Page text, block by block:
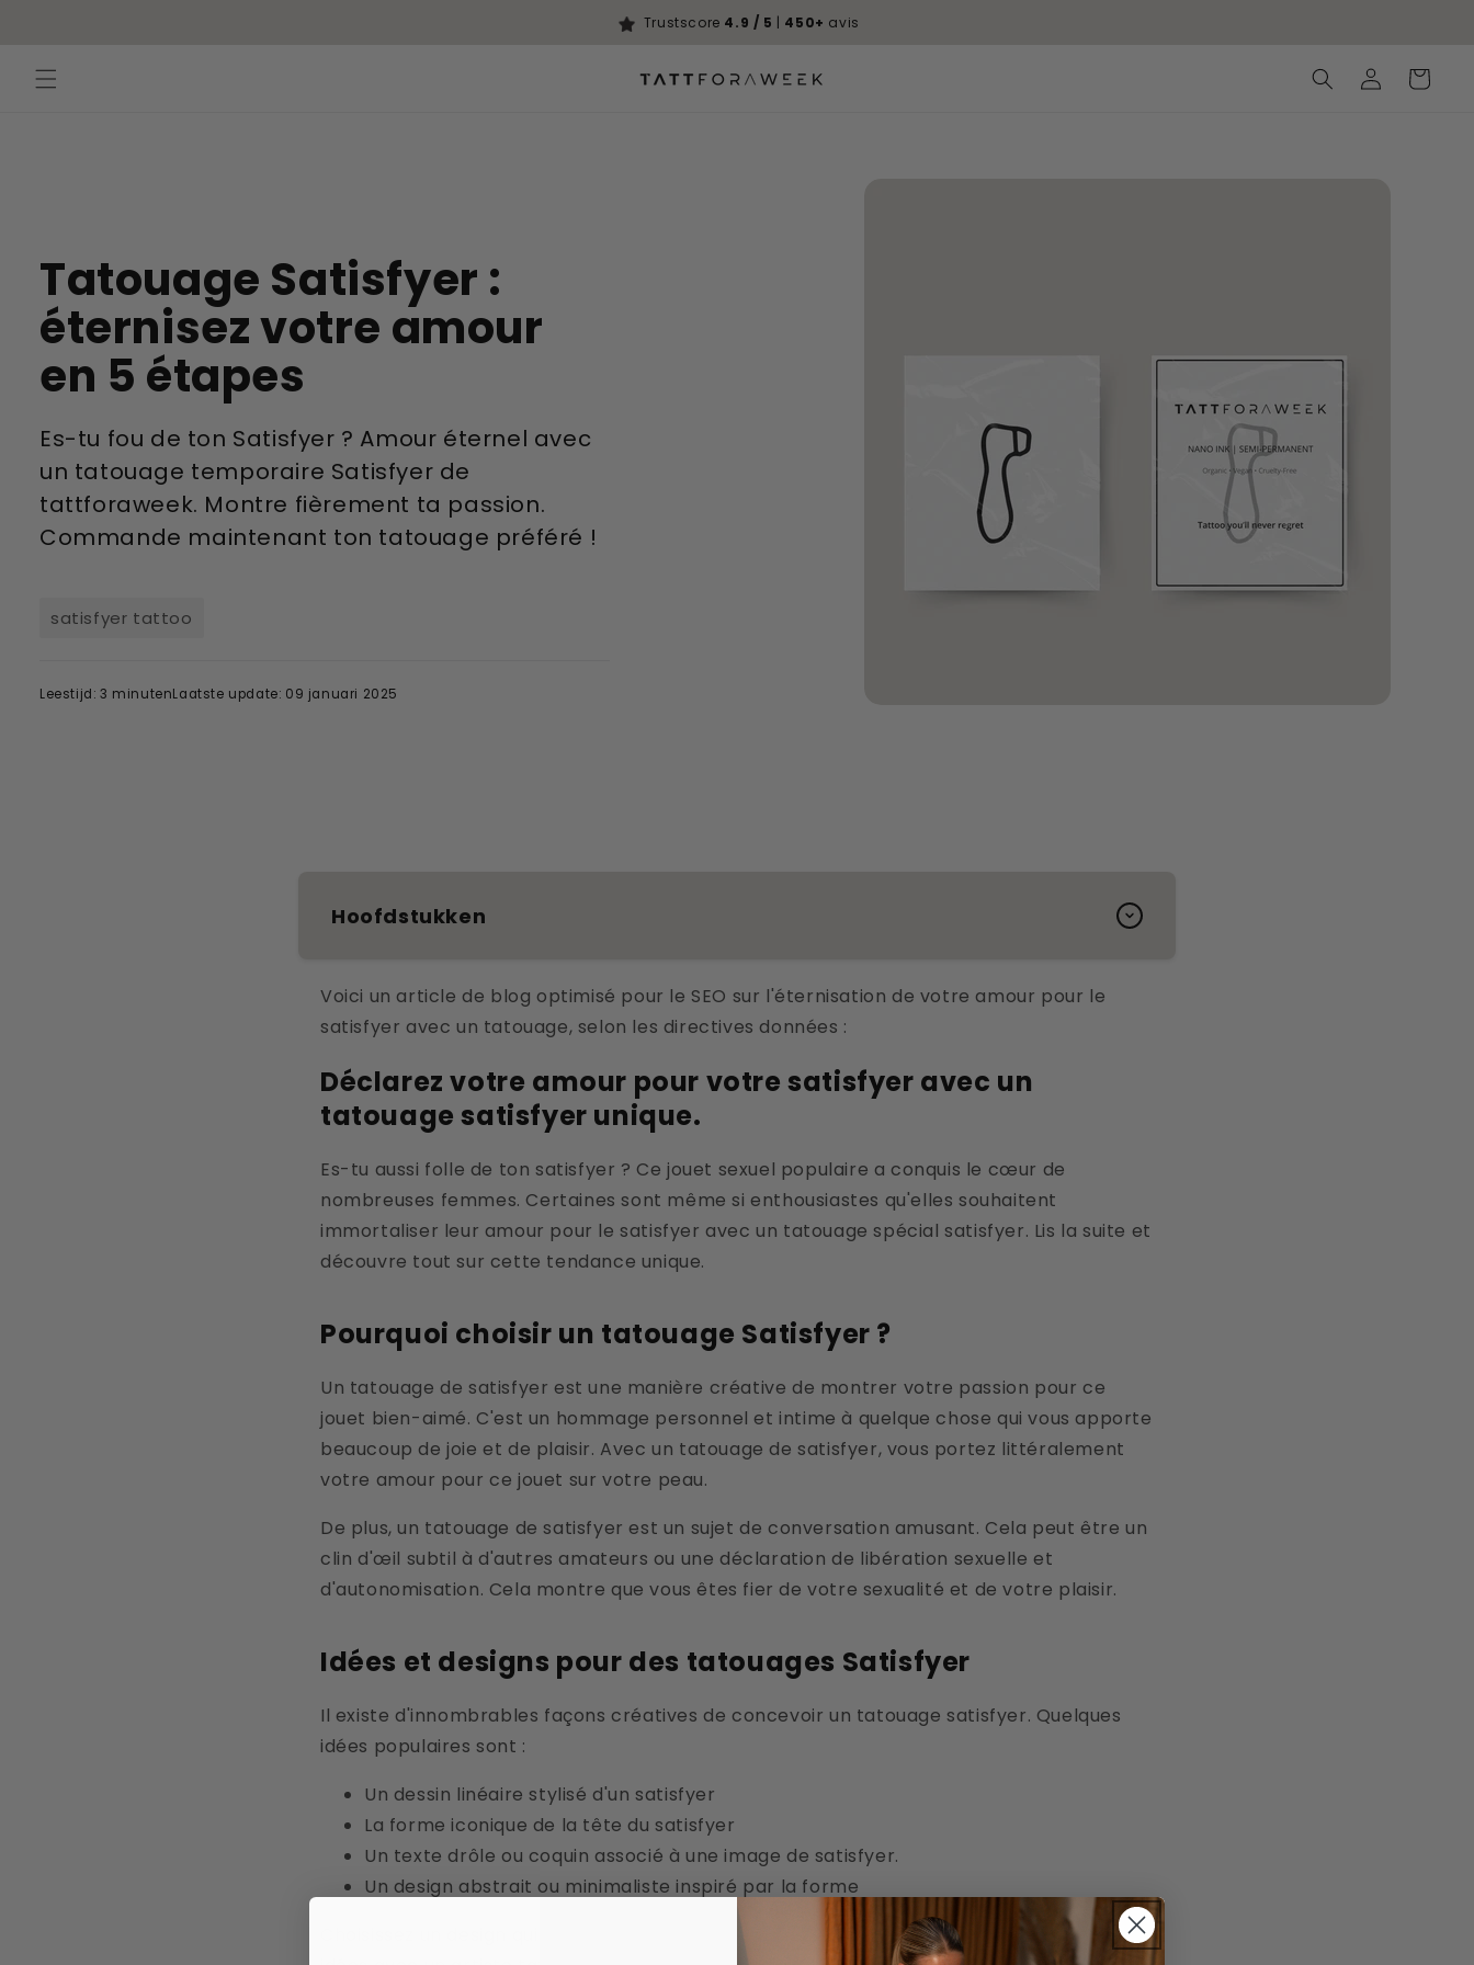
Trustscore 4.9 / 5 | 450+ avis
ConnexionPanier
Tatouage Satisfyer :
éternisez votre amour
en 5 étapes
Es-tu fou de ton Satisfyer ? Amour éternel avec
un tatouage temporaire Satisfyer de
tattforaweek. Montre fièrement ta passion.
Commande maintenant ton tatouage préféré !
satisfyer tattoo
Leestijd: 3 minutenLaatste update: 09 januari 2025
Hoofdstukken
Voici un article de blog optimisé pour le SEO sur l'éternisation de votre amour pour le
satisfyer avec un tatouage, selon les directives données :
Déclarez votre amour pour votre satisfyer avec un
tatouage satisfyer unique.
Es-tu aussi folle de ton satisfyer ? Ce jouet sexuel populaire a conquis le cœur de
nombreuses femmes. Certaines sont même si enthousiastes qu'elles souhaitent
immortaliser leur amour pour le satisfyer avec un tatouage spécial satisfyer. Lis la suite et
découvre tout sur cette tendance unique.
Pourquoi choisir un tatouage Satisfyer ?
Un tatouage de satisfyer est une manière créative de montrer votre passion pour ce
jouet bien-aimé. C'est un hommage personnel et intime à quelque chose qui vous apporte
beaucoup de joie et de plaisir. Avec un tatouage de satisfyer, vous portez littéralement
votre amour pour ce jouet sur votre peau.
De plus, un tatouage de satisfyer est un sujet de conversation amusant. Cela peut être un
clin d'œil subtil à d'autres amateurs ou une déclaration de libération sexuelle et
d'autonomisation. Cela montre que vous êtes fier de votre sexualité et de votre plaisir.
Idées et designs pour des tatouages Satisfyer
Il existe d'innombrables façons créatives de concevoir un tatouage satisfyer. Quelques
idées populaires sont :
Un dessin linéaire stylisé d'un satisfyer
La forme iconique de la tête du satisfyer
Un texte drôle ou coquin associé à une image de satisfyer.
Un design abstrait ou minimaliste inspiré par la forme
Choisissez un design qui correspond à votre style et votre personnalité. Discutez de vos